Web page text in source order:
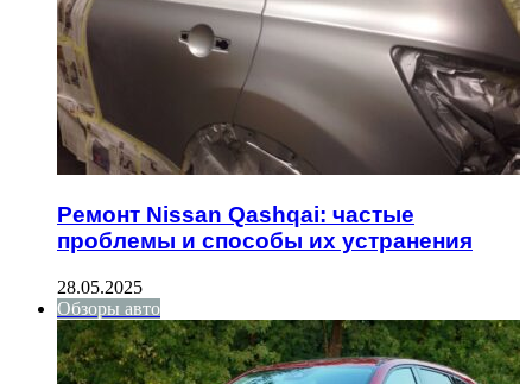
Ремонт Nissan Qashqai: частые
проблемы и способы их устранения
28.05.2025
Обзоры авто